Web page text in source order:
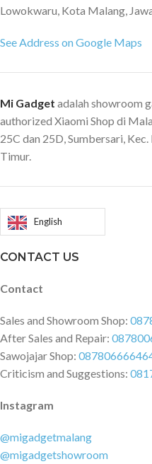
Lowokwaru, Kota Malang,
See Address on Google Maps
Mi Gadget adalah showroom
authorized Xiaomi Shop di
25C dan 25D, Sumbersari,
Timur.
English
CONTACT US
Contact
Sales and Showroom Shop:
After Sales and Repair:
Sawojajar Shop:
Criticism and Suggestions:
Instagram
@migadgetmalang
@migadgetshowroom